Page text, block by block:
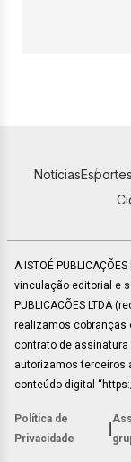
Notícias
A ISTOÉ
vinculação editorial e
PUBLICACÕES LTDA
realizamos cobranças
contrato de assinatura
autorizamos terceiros
conteúdo digital
Política de
Privacidade